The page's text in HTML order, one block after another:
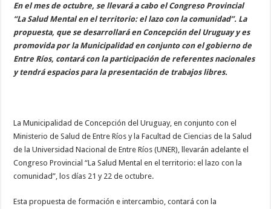
En el mes de octubre, se llevará a cabo el Congreso Provincial
“La Salud Mental en el territorio: el lazo con la comunidad”. La
propuesta, que se desarrollará en Concepción del Uruguay y es
promovida por la Municipalidad en conjunto con el gobierno de
Entre Ríos, contará con la participación de referentes nacionales
y tendrá espacios para la presentación de trabajos libres.
La Municipalidad de Concepción del Uruguay, en conjunto con el
Ministerio de Salud de Entre Ríos y la Facultad de Ciencias de la Salud
de la Universidad Nacional de Entre Ríos (UNER), llevarán adelante el
Congreso Provincial “La Salud Mental en el territorio: el lazo con la
comunidad”, los días 21 y 22 de octubre.
Esta propuesta de formación e intercambio, contará con la